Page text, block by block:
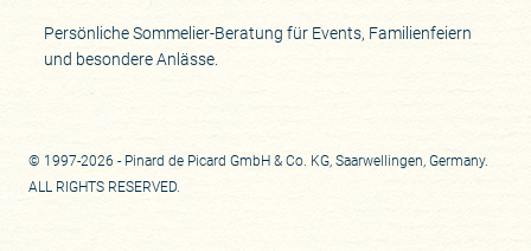
Persönliche Sommelier-Beratung für Events, Familienfeiern
und besondere Anlässe.
© 1997-2026 - Pinard de Picard GmbH & Co. KG, Saarwellingen, Germany.
ALL RIGHTS RESERVED.